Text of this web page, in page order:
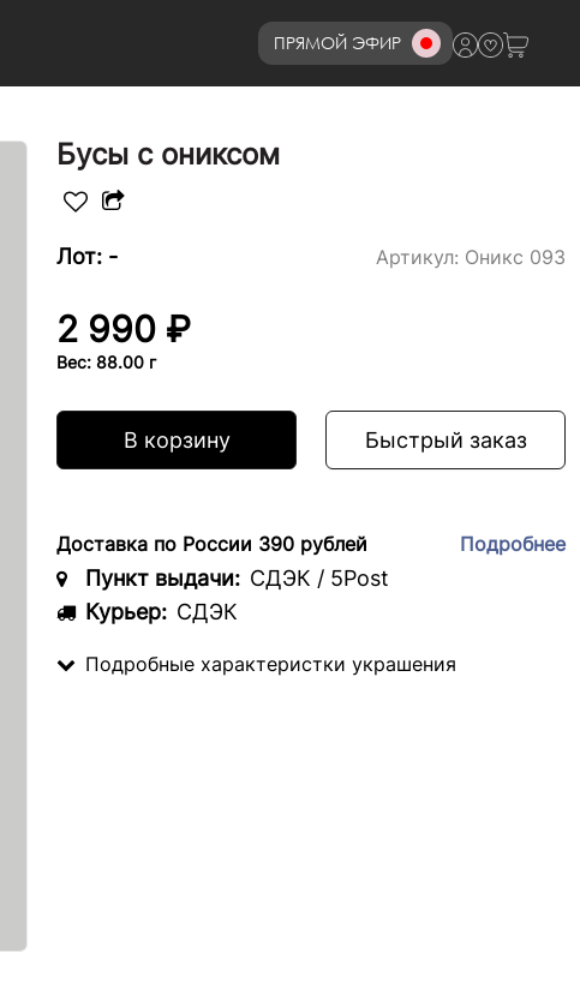
ПРЯМОЙ ЭФИР8 (800)777-72-69
Бусы с ониксом
Лот: - Артикул: Оникс 093
2 990 ₽
Вес: 88.00 г
В корзину Быстрый заказ
Доставка по России 390 рублей Подробнее
Пункт выдачи: СДЭК / 5Post
Курьер: СДЭК
Подробные характеристки украшения